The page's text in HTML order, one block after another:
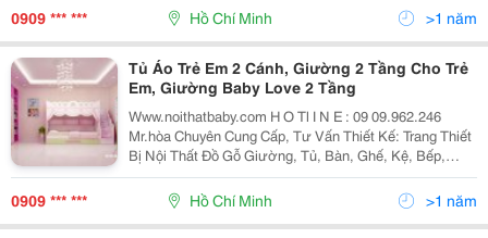
Tâm Và Hỗ Trợ Của Quý Khác
0909 *** *** Hồ Chí Minh >1 năm
Tủ Áo Trẻ Em 2 Cánh, Giường 2 Tầng Cho Trẻ
Em, Giường Baby Love 2 Tầng
Www.noithatbaby.com H O Tl I N E : 09 09.962.246
Mr.hòa Chuyên Cung Cấp, Tư Vấn Thiết Kế: Trang Thiết
Bị Nội Thất Đồ Gỗ Giường, Tủ, Bàn, Ghế, Kệ, Bếp,
Sofa, Salon&Hellip; Theo Yêu Cầu Và Nhận Thi Công
Nội Thất Phòng Khách, Nội Thất Phòng Ngủ
0909 *** *** Hồ Chí Minh >1 năm